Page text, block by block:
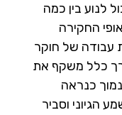
לנוע בין כמה
החקירה
עבודה של חוקר
כלל משקף את
כנראה
הגיוני וסביר